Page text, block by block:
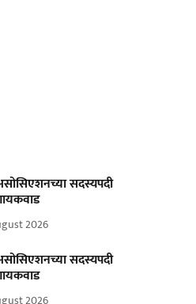
सदस्यपदी
2026
सदस्यपदी
2026